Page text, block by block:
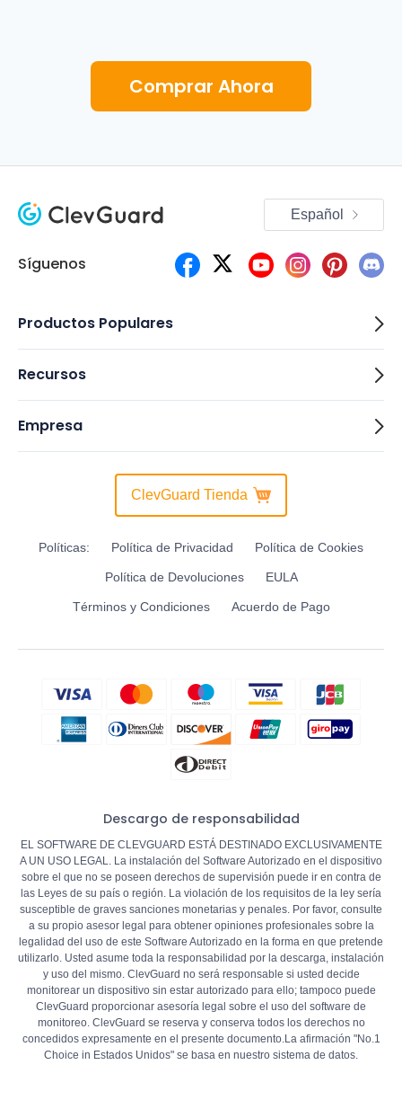
Comprar Ahora
Síguenos
Español
Productos Populares
Recursos
Empresa
ClevGuard Tienda
Políticas: Política de Privacidad Política de Cookies
Política de Devoluciones EULA
Términos y Condiciones Acuerdo de Pago
Descargo de responsabilidad
EL SOFTWARE DE CLEVGUARD ESTÁ DESTINADO EXCLUSIVAMENTE
A UN USO LEGAL. La instalación del Software Autorizado en el dispositivo
sobre el que no se poseen derechos de supervisión puede ir en contra de
las Leyes de su país o región. La violación de los requisitos de la ley sería
susceptible de graves sanciones monetarias y penales. Por favor, consulte
a su propio asesor legal para obtener opiniones profesionales sobre la
legalidad del uso de este Software Autorizado en la forma en que pretende
utilizarlo. Usted asume toda la responsabilidad por la descarga, instalación
y uso del mismo. ClevGuard no será responsable si usted decide
monitorear un dispositivo sin estar autorizado para ello; tampoco puede
ClevGuard proporcionar asesoría legal sobre el uso del software de
monitoreo. ClevGuard se reserva y conserva todos los derechos no
concedidos expresamente en el presente documento.La afirmación "No.1
Choice in Estados Unidos" se basa en nuestro sistema de datos.